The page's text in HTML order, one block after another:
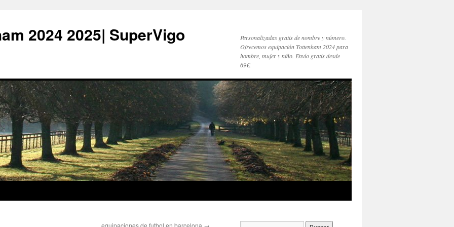
2024 2025| SuperVigo
Personalizadas gratis de nombre y número.
Ofrecemos equipación Tottenham 2024 para
hombre, mujer y niño. Envío gratis desde
69€.
equipaciones de futbol en barcelona →